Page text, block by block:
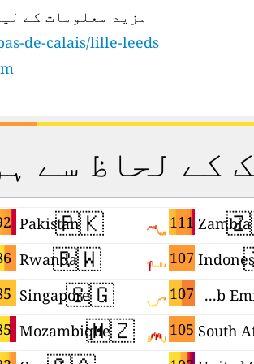
مزید معلومات کے
de-calais/lille-leeds
کے لحاظ سے
Zambia
United Arab Emirates
South
🇵🇰 111
Pakistan
🇷🇼 107
Rwanda
🇸🇬 107
Singapore
🇲🇿 105
Mozambique